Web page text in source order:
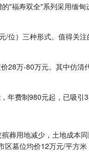
"福寿双全"系列采用缅
位）三种形式。值得关
28万-80万元。其中仿
费制980元起，已吸引
葬用地减少，土地成本
墓位均价12万元/平方米